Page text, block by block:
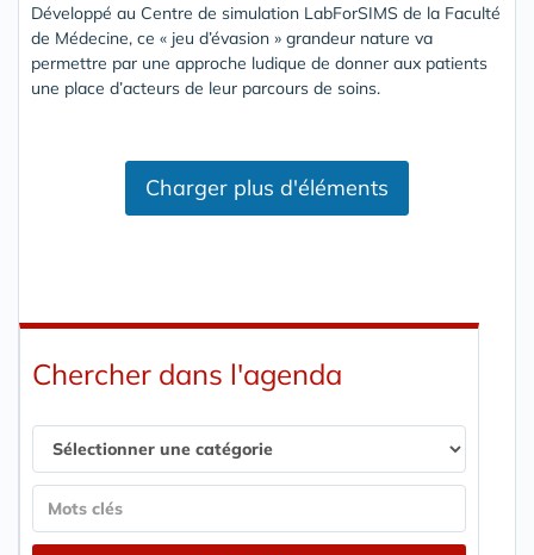
Développé au Centre de simulation LabForSIMS de la Faculté
de Médecine, ce « jeu d’évasion » grandeur nature va
permettre par une approche ludique de donner aux patients
une place d’acteurs de leur parcours de soins.
Charger plus d'éléments
Chercher dans l'agenda